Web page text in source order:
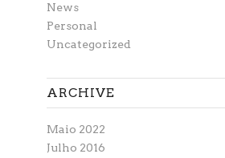
News
Personal
Uncategorized
ARCHIVE
Maio 2022
Julho 2016